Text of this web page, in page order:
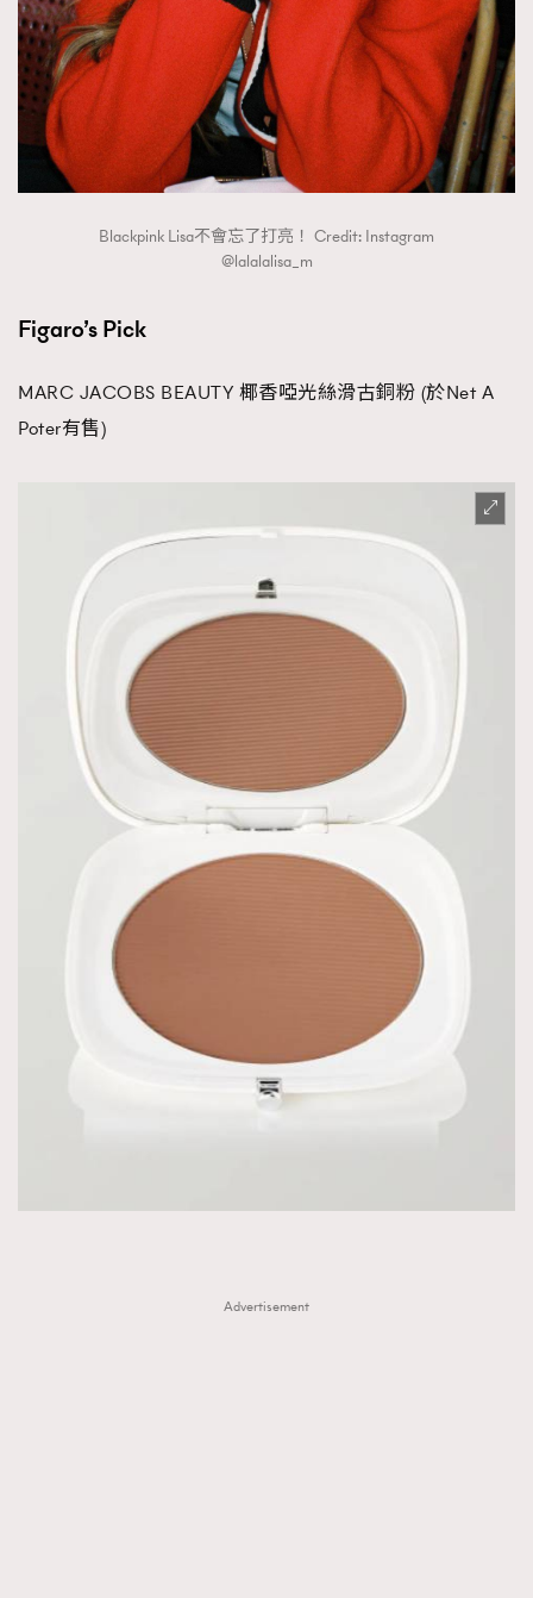
Blackpink Lisa不會忘了打亮！ Credit: Instagram
@lalalalisa_m
Figaro’s Pick
MARC JACOBS BEAUTY 椰香啞光絲滑古銅粉 (於Net A
Poter有售)
Advertisement